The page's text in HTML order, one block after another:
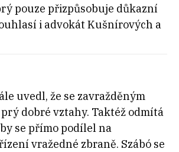
pouze přizpůsobuje důkazní
i advokát Kušnírových a
uvedl, že se zavražděným
dobré vztahy. Taktéž odmítá
se přímo podílel na
vražedné zbraně. Szábó se